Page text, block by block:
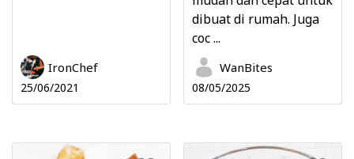
IronChef
25/06/2021
dibuat di rumah. Juga
coc ...
WanBites
08/05/2025